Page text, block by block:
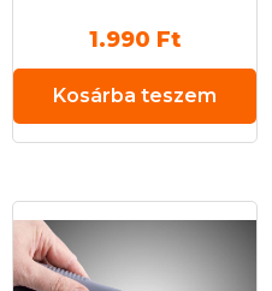
1.990 Ft
Kosárba teszem